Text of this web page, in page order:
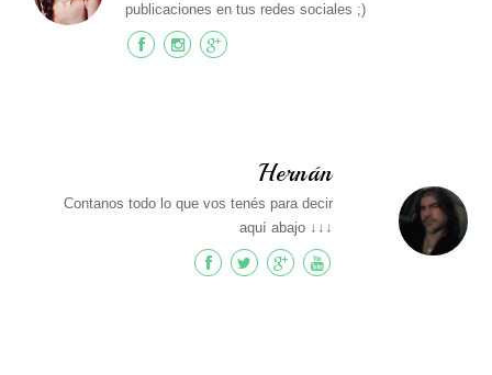
publicaciones en tus redes sociales ;)
Hernán
Contanos todo lo que vos tenés para decir
aquí abajo ↓↓↓